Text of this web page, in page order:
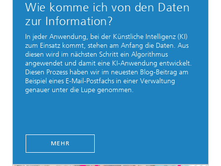
Wie komme ich von den Daten
zur Information?
In jeder Anwendung, bei der Künstliche Intelligenz (KI)
zum Einsatz kommt, stehen am Anfang die Daten. Aus
diesen wird im nächsten Schritt ein Algorithmus
angewendet und damit eine KI-Anwendung entwickelt.
Diesen Prozess haben wir im neuesten Blog-Beitrag am
Beispiel eines E-Mail-Postfachs in einer Verwaltung
genauer unter die Lupe genommen.
MEHR